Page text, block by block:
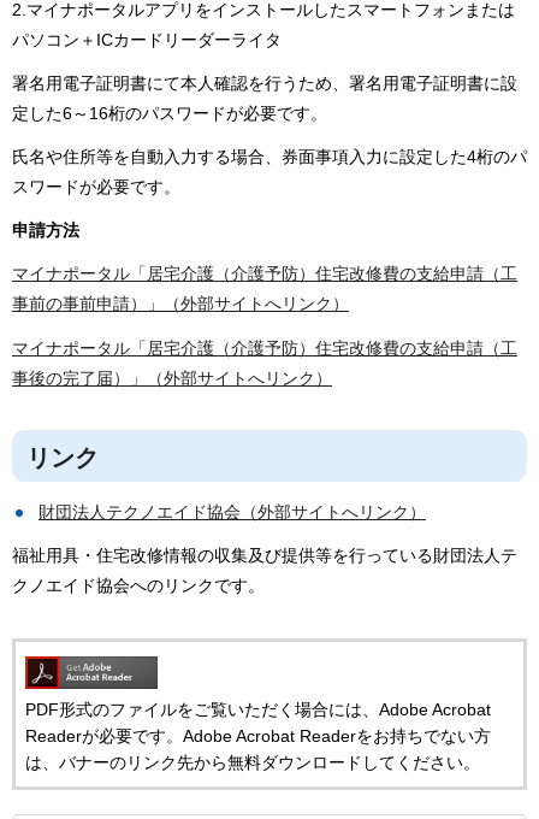
2.マイナポータルアプリをインストールしたスマートフォンまたは
パソコン＋ICカードリーダーライタ
署名用電子証明書にて本人確認を行うため、署名用電子証明書に設
定した6～16桁のパスワードが必要です。
氏名や住所等を自動入力する場合、券面事項入力に設定した4桁のパ
スワードが必要です。
申請方法
マイナポータル「居宅介護（介護予防）住宅改修費の支給申請（工
事前の事前申請）」（外部サイトへリンク）
マイナポータル「居宅介護（介護予防）住宅改修費の支給申請（工
事後の完了届）」（外部サイトへリンク）
リンク
財団法人テクノエイド協会（外部サイトへリンク）
福祉用具・住宅改修情報の収集及び提供等を行っている財団法人テ
クノエイド協会へのリンクです。
PDF形式のファイルをご覧いただく場合には、Adobe Acrobat
Readerが必要です。Adobe Acrobat Readerをお持ちでない方
は、バナーのリンク先から無料ダウンロードしてください。